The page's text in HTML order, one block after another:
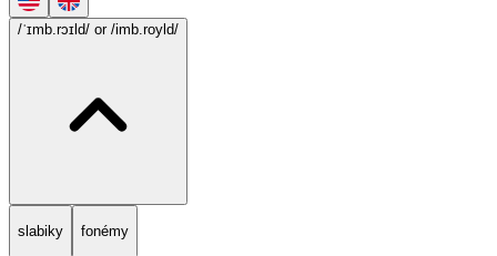
/ˈɪmb.rɔɪld/ or /imb.royld/
slabiky fonémy